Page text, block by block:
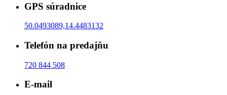
GPS súradnice
50.0493089,14.4483132
Telefón na predajňu
720 844 508
E-mail